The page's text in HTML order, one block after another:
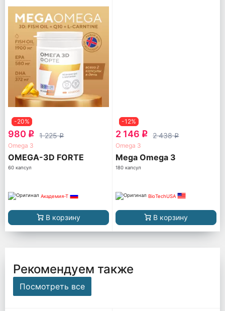
-20%
980 q 1 225q
Omega 3
OMEGA-3D FORTE
60 капсул
Академия-Т
В корзину
-12%
2 146 q 2 438q
Omega 3
Mega Omega 3
180 капсул
BioTechUSA
В корзину
Рекомендуем также
Посмотреть все